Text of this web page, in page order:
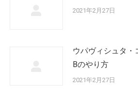
2021年2月27日
ウパヴィシュタ
Bのやり方
2021年2月27日